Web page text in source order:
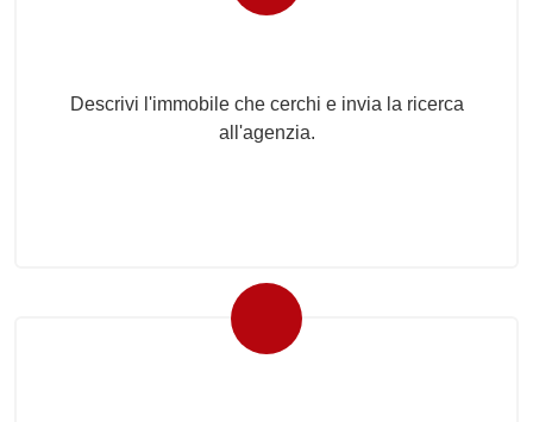
Descrivi l'immobile che cerchi e invia la ricerca
all'agenzia.